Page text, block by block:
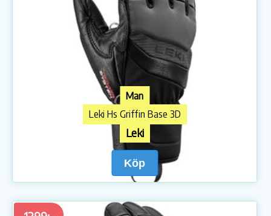
Man
Leki Hs Griffin Base 3D
Leki
Köp